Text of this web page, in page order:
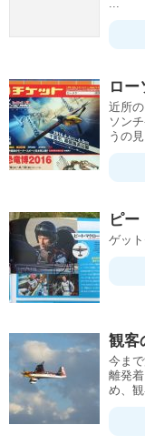
...
ロ
近所
ソン
うの
ピ
ゲット
観客
今ま
離発
め、